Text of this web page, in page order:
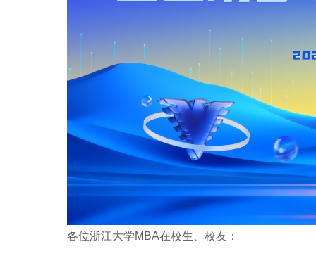
各位浙江大学MBA在校生、校友：